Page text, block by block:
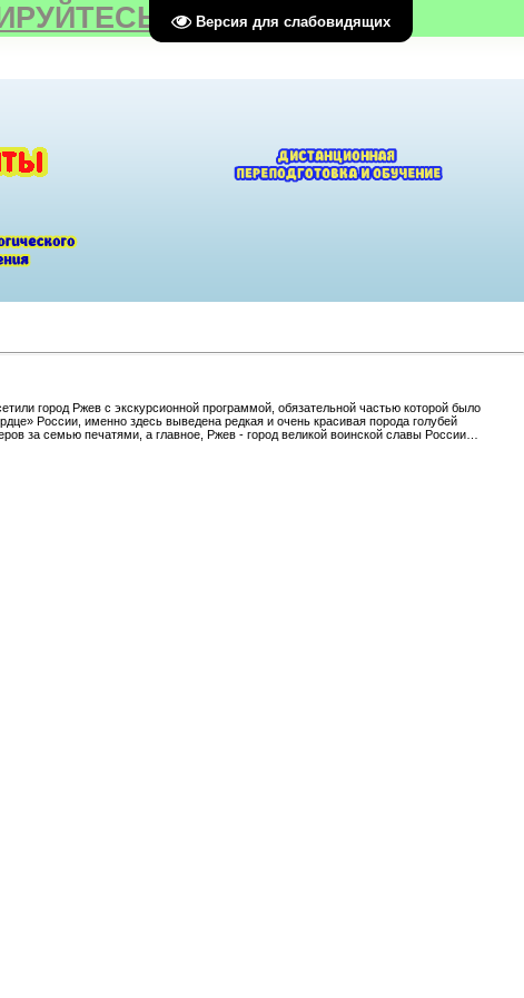
Версия для слабовидящих
город Ржев с экскурсионной программой, обязательной частью которой было
России, именно здесь выведена редкая и очень красивая порода голубей
за семью печатями, а главное, Ржев - город великой воинской славы России…